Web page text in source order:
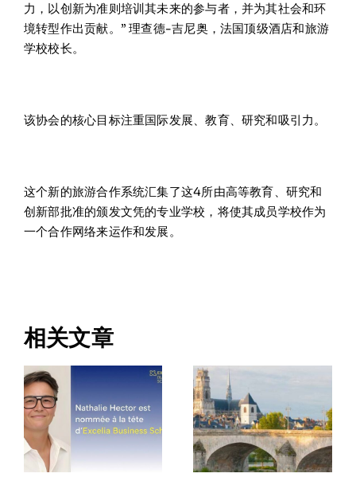
力，以创新为准则培训其未来的参与者，并为其社会和环
境转型作出贡献。” 理查德-吉尼奥，法国顶级酒店和旅游
学校校长。
该协会的核心目标注重国际发展、教育、研究和吸引力。
这个新的旅游合作系统汇集了这4所由高等教育、研究和
创新部批准的颁发文凭的专业学校，将使其成员学校作为
一个合作网络来运作和发展。
相关文章